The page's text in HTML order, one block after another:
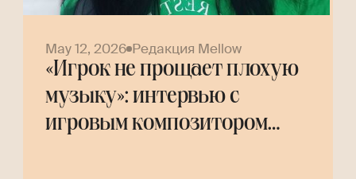
May 12, 2026 Редакция Mellow
«Игрок не прощает плохую
музыку»: интервью с
игровым композитором